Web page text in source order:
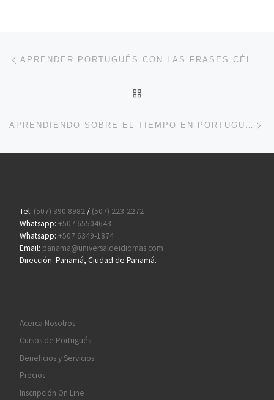
Post navigation APRENDER PORTUGUÉS CON LAS FRASES CÉLEBRES DE ESCRITORES NATIVOS
Tel: (507) 390 8982/ (507) 223-2272
Whatsapp: +507 65504643
Whatsapp: +507 6349-1874
Email: panama@universaldeidiomas.com
Dirección: Panamá, Ciudad de Panamá.
Acerca Nosotros
Cursos de Portugués
Beneficios y Servicios
Precios
Inscripción On Line